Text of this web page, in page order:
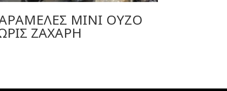
ΜΙΝΙ ΟΥΖΟ
ΖΑΧΑΡΗ